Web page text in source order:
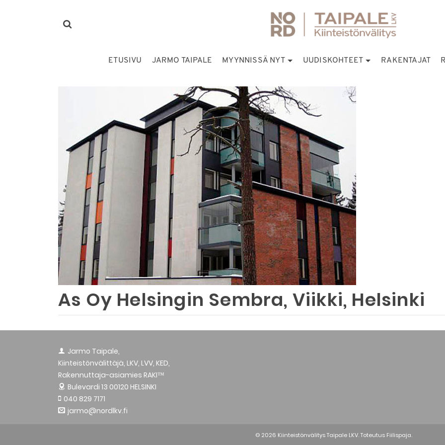
ETUSIVU JARMO TAIPALE MYYNNISSÄ NYT UUDISKOHTEET RAKENTAJAT
As Oy Helsingin Sembra, Viikki, Helsinki
Jarmo Taipale,
Kiinteistönvälittäjä, LKV, LVV, KED,
Rakennuttaja-asiamies RAKI™
Bulevardi 13 00120 HELSINKI
040 829 7171
jarmo@nordlkv.fi
© 2026 Kiinteistönvälitys Taipale LKV. Toteutus Fiilispaja.